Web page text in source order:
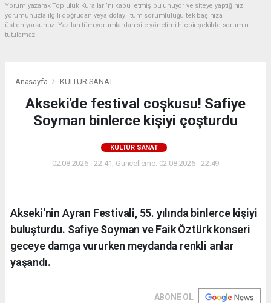
Yorum yazarak Topluluk Kuralları’nı kabul etmiş bulunuyor ve siteye yaptığınız
yorumunuzla ilgili doğrudan veya dolaylı tüm sorumluluğu tek başınıza
üstleniyorsunuz. Yazılan tüm yorumlardan site yönetimi hiçbir şekilde sorumlu
tutulamaz.
Anasayfa KÜLTÜR SANAT
Akseki'de festival coşkusu! Safiye
Soyman binlerce kişiyi çoşturdu
KÜLTÜR SANAT
02.08.2026 - 22:41, Güncelleme: 02.08.2026 - 22:49
Akseki'nin Ayran Festivali, 55. yılında binlerce kişiyi
buluşturdu. Safiye Soyman ve Faik Öztürk konseri
geceye damga vururken meydanda renkli anlar
yaşandı.
ABONE OL